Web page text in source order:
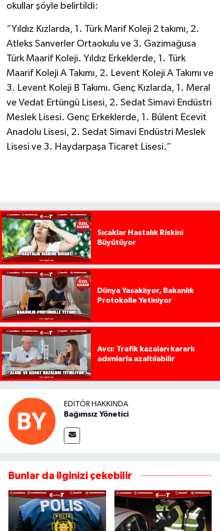
okullar şöyle belirtildi:
“Yıldız Kızlarda, 1. Türk Marif Koleji 2 takımı, 2.
Atleks Sanverler Ortaokulu ve 3. Gazimağusa
Türk Maarif Koleji. Yıldız Erkeklerde, 1. Türk
Maarif Koleji A Takımı, 2. Levent Koleji A Takımı ve
3. Levent Koleji B Takımı. Genç Kızlarda, 1. Meral
ve Vedat Ertüngü Lisesi, 2. Sedat Simavi Endüstri
Meslek Lisesi. Genç Erkeklerde, 1. Bülent Ecevit
Anadolu Lisesi, 2. Sedat Simavi Endüstri Meslek
Lisesi ve 3. Haydarpaşa Ticaret Lisesi.”
Sıcaklar Hastalık Riskini
Büyütüyor
Dünya Yasaklıyor, Bakanlık
Protokolle Yetiniyor
Avcı: Trafik kazaları kararlı
adımlarla azaltılabilir
EDITÖR HAKKINDA
Bağımsız Yönetici
Bunlar da ilginizi çekebilir